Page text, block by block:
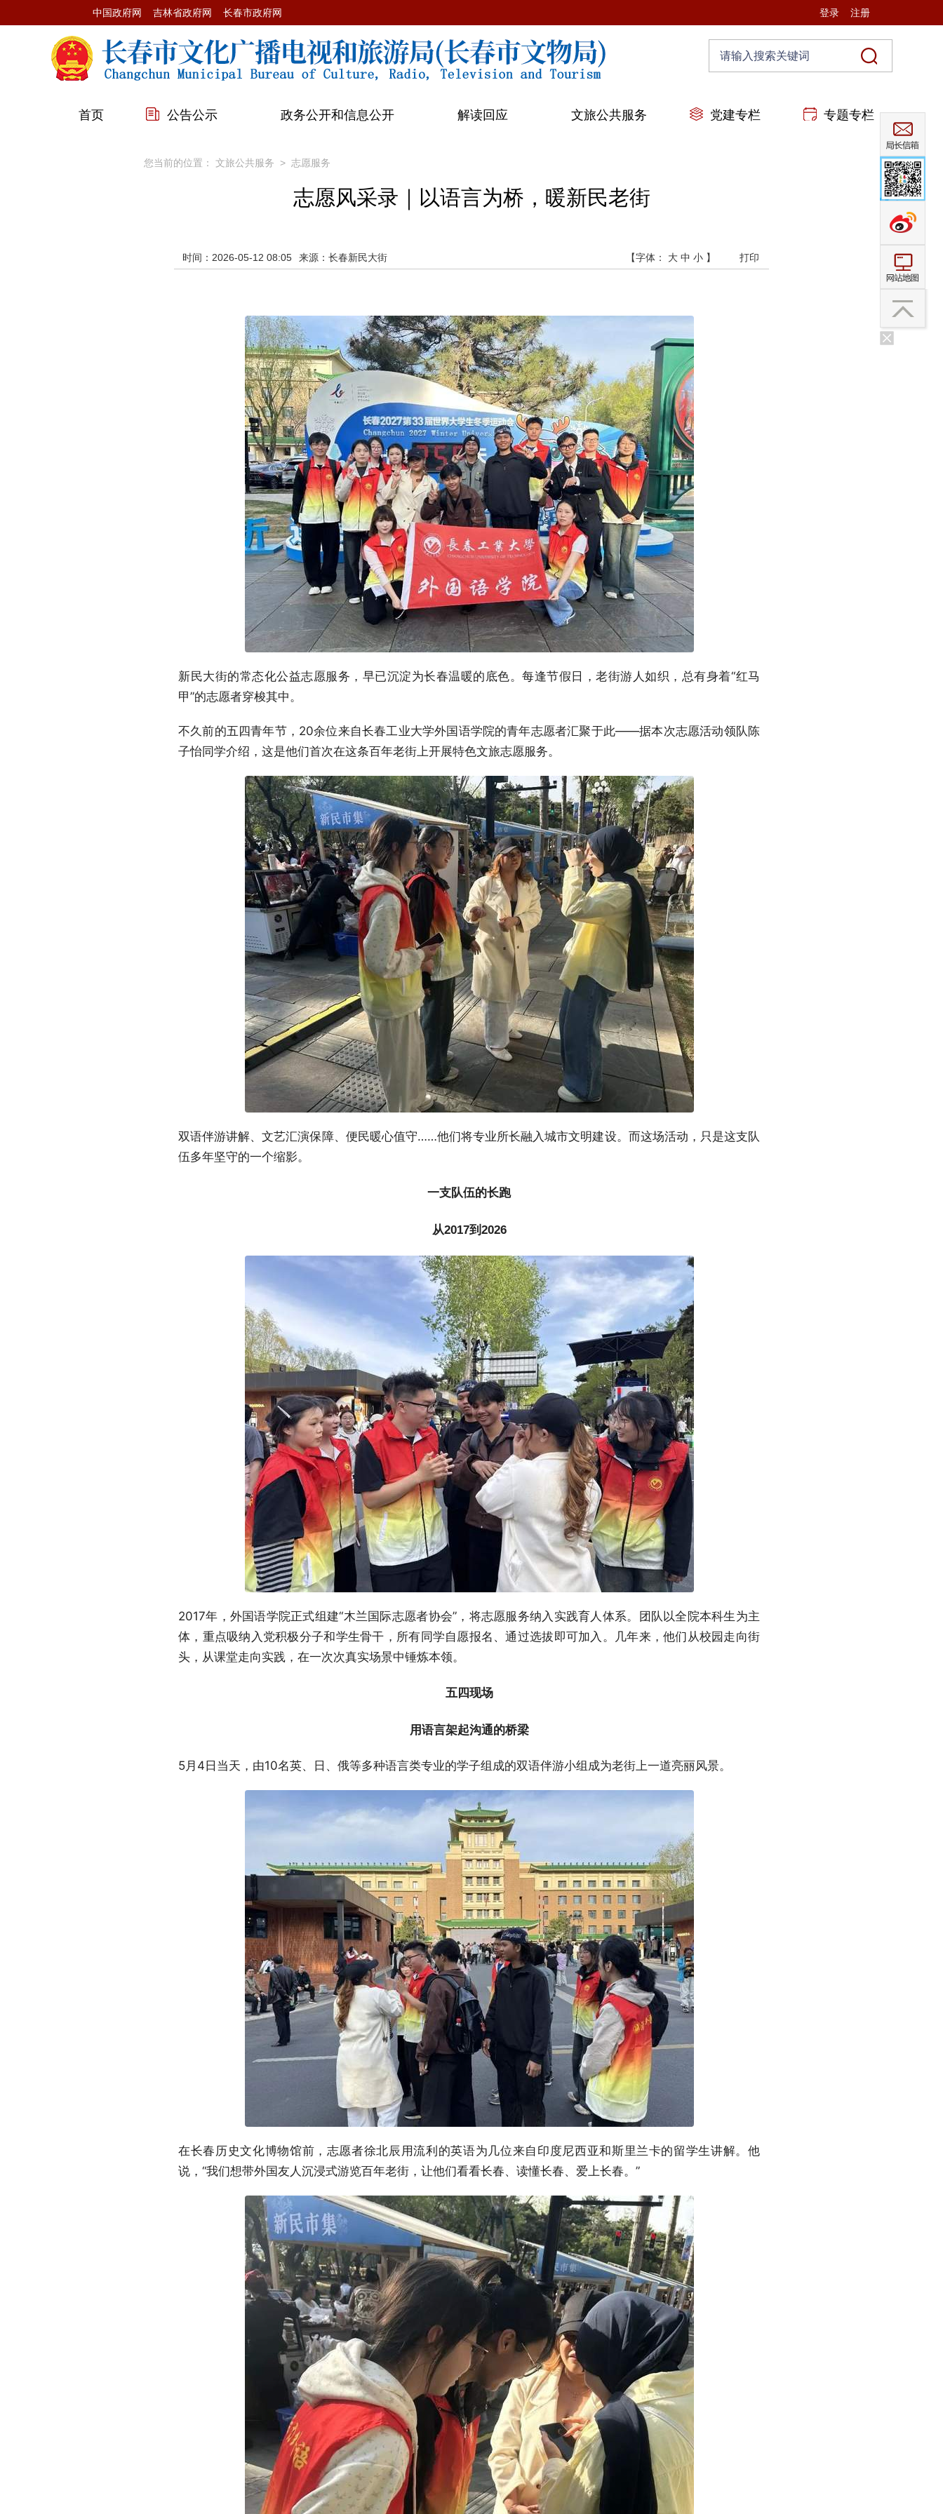
中国政府网 吉林省政府网 长春市政府网 登录 注册
首页 公告公示 政务公开和信息公开 解读回应 文旅公共服务 党建专栏 专题专栏
您当前的位置： 文旅公共服务 > 志愿服务
志愿风采录｜以语言为桥，暖新民老街
时间：2026-05-12 08:05 来源：长春新民大街 【字体： 大 中 小 】 打印
新民大街的常态化公益志愿服务，早已沉淀为长春温暖的底色。每逢节假日，老街游人如织，总有身着“红马
甲”的志愿者穿梭其中。
不久前的五四青年节，20余位来自长春工业大学外国语学院的青年志愿者汇聚于此——据本次志愿活动领队陈
子怡同学介绍，这是他们首次在这条百年老街上开展特色文旅志愿服务。
双语伴游讲解、文艺汇演保障、便民暖心值守……他们将专业所长融入城市文明建设。而这场活动，只是这支队
伍多年坚守的一个缩影。
一支队伍的长跑
从2017到2026
2017年，外国语学院正式组建“木兰国际志愿者协会”，将志愿服务纳入实践育人体系。团队以全院本科生为主
体，重点吸纳入党积极分子和学生骨干，所有同学自愿报名、通过选拔即可加入。几年来，他们从校园走向街
头，从课堂走向实践，在一次次真实场景中锤炼本领。
五四现场
用语言架起沟通的桥梁
5月4日当天，由10名英、日、俄等多种语言类专业的学子组成的双语伴游小组成为老街上一道亮丽风景。
在长春历史文化博物馆前，志愿者徐北辰用流利的英语为几位来自印度尼西亚和斯里兰卡的留学生讲解。他
说，“我们想带外国友人沉浸式游览百年老街，让他们看看长春、读懂长春、爱上长春。”